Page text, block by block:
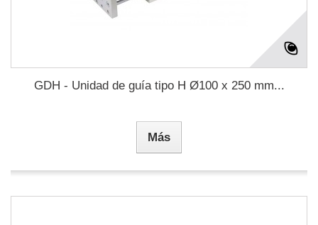
GDH - Unidad de guía tipo H Ø100 x 250 mm...
Más